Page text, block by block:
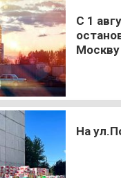
С 1
Москву
На